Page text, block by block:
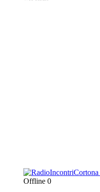
Offline 0